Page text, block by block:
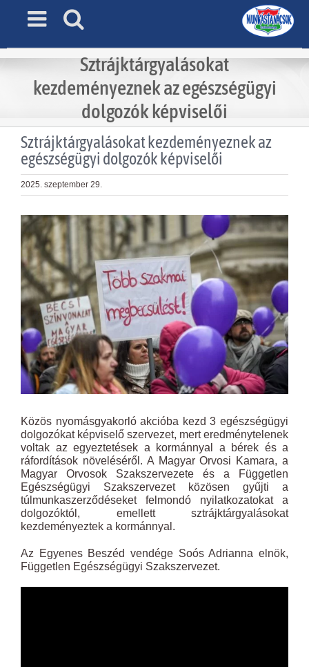
Sztrájktárgyalásokat
kezdeményeznek az egészségügyi
dolgozók képviselői
Sztrájktárgyalásokat kezdeményeznek az
egészségügyi dolgozók képviselői
2025. szeptember 29.
View
Larger
Image
Közös nyomásgyakorló akcióba kezd 3 egészségügyi
dolgozókat képviselő szervezet, mert eredménytelenek
voltak az egyeztetések a kormánnyal a bérek és a
ráfordítások növeléséről. A Magyar Orvosi Kamara, a
Magyar Orvosok Szakszervezete és a Független
Egészségügyi Szakszervezet közösen gyűjti a
túlmunkaszerződéseket felmondó nyilatkozatokat a
dolgozóktól, emellett sztrájktárgyalásokat
kezdeményeztek a kormánnyal.
Az Egyenes Beszéd vendége Soós Adrianna elnök,
Független Egészségügyi Szakszervezet.